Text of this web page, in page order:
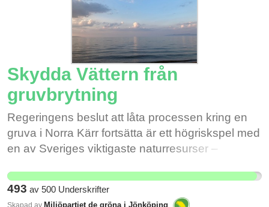
lokala jobb i förhållande till resursanvändningen.
Torsboda ska användas för verksamheter med
tydlig klimatnytta, lokalt värde, insyn, säkerhet
och stärkt svensk och europeisk digital rådighet.
Skydda Vättern från
gruvbrytning
Regeringens beslut att låta processen kring en
gruva i Norra Kärr fortsätta är ett högriskspel med
en av Sveriges viktigaste naturresurser –
människor är beroende av sjön för sitt dagliga
dricksvatten. Ändå väljer regeringen att öppna
493 av 500 Underskrifter
Skapad av Miljöpartiet de gröna i Jönköping